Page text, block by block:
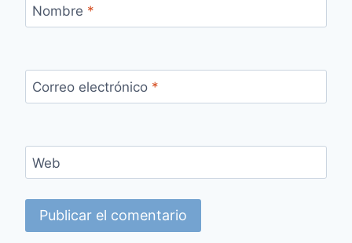
Nombre *
Correo electrónico *
Web